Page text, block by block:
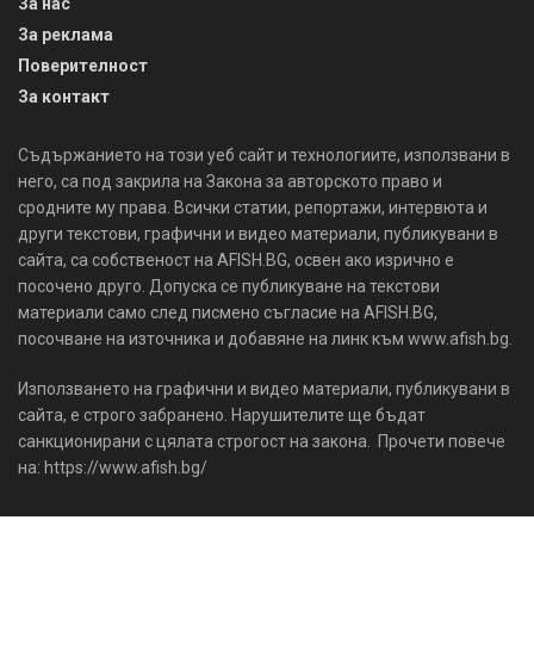
За нас
За реклама
Поверителност
За контакт
Съдържанието на този уеб сайт и технологиите, използвани в
него, са под закрила на Закона за авторското право и
сродните му права. Всички статии, репортажи, интервюта и
други текстови, графични и видео материали, публикувани в
сайта, са собственост на AFISH.BG, освен ако изрично е
посочено друго. Допуска се публикуване на текстови
материали само след писмено съгласие на AFISH.BG,
посочване на източника и добавяне на линк към www.afish.bg.
Използването на графични и видео материали, публикувани в
сайта, е строго забранено. Нарушителите ще бъдат
санкционирани с цялата строгост на закона. Прочети повече
на: https://www.afish.bg/